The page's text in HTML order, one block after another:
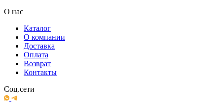
О нас
Каталог
О компании
Доставка
Оплата
Возврат
Контакты
Соц.сети